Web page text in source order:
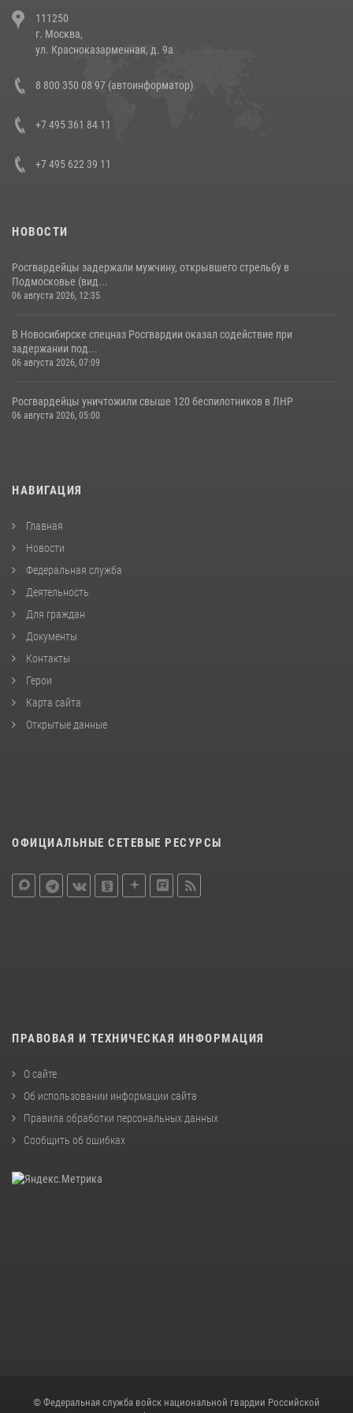
напавших на бригаду скорой помощи (видео)
14 июля 2026, 12:20
В Росгвардии прошла военно-научная конференция по обобщению
боевого опыта
111250
г. Москва,
ул. Красноказарменная, д. 9а
8 800 350 08 97 (автоинформатор)
+7 495 361 84 11
+7 495 622 39 11
НОВОСТИ
Росгвардейцы задержали мужчину, открывшего стрельбу в
Подмосковье (вид...
06 августа 2026, 12:35
В Новосибирске спецназ Росгвардии оказал содействие при
задержании под...
06 августа 2026, 07:09
Росгвардейцы уничтожили свыше 120 беспилотников в ЛНР
06 августа 2026, 05:00
НАВИГАЦИЯ
Главная
Новости
Федеральная служба
Деятельность
Для граждан
Документы
Контакты
Герои
Карта сайта
Открытые данные
ОФИЦИАЛЬНЫЕ СЕТЕВЫЕ РЕСУРСЫ
ПРАВОВАЯ И ТЕХНИЧЕСКАЯ ИНФОРМАЦИЯ
О сайте
Об использовании информации сайта
Правила обработки персональных данных
Сообщить об ошибках
© Федеральная служба войск национальной гвардии Российской